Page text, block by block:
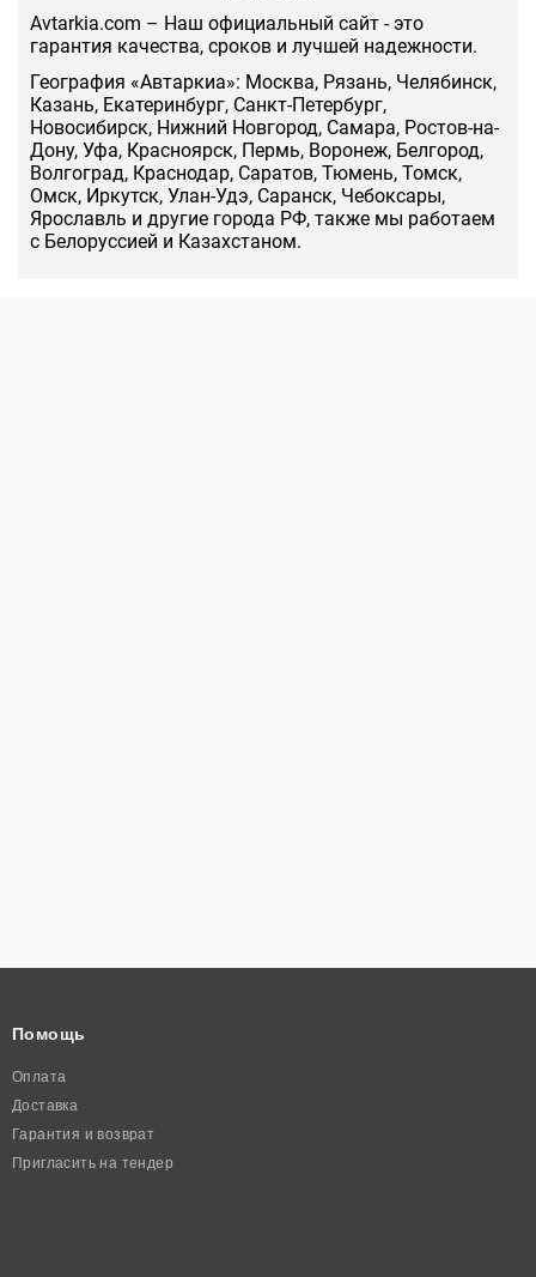
Аvtarkia.com – Наш официальный сайт - это
гарантия качества, сроков и лучшей надежности.
География «Автаркиа»: Москва, Рязань, Челябинск,
Казань, Екатеринбург, Санкт-Петербург,
Новосибирск, Нижний Новгород, Самара, Ростов-на-
Дону, Уфа, Красноярск, Пермь, Воронеж, Белгород,
Волгоград, Краснодар, Саратов, Тюмень, Томск,
Омск, Иркутск, Улан-Удэ, Саранск, Чебоксары,
Ярославль и другие города РФ, также мы работаем
с Белоруссией и Казахстаном.
Помощь
Оплата
Доставка
Гарантия и возврат
Пригласить на тендер